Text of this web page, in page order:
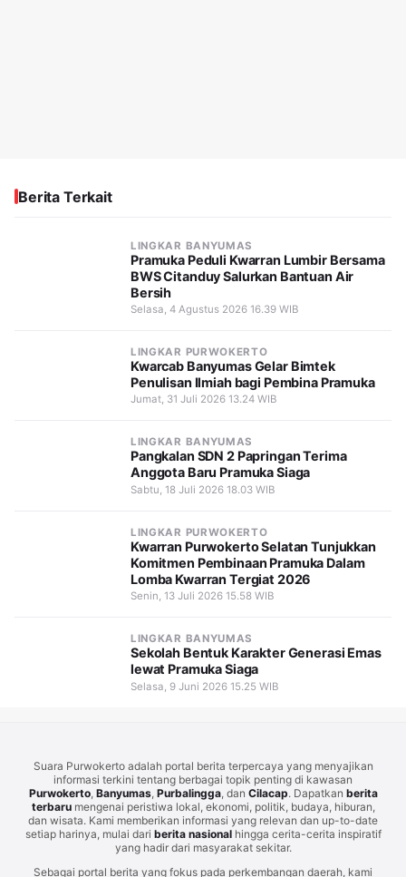
Berita Terkait
LINGKAR BANYUMAS
Pramuka Peduli Kwarran Lumbir Bersama
BWS Citanduy Salurkan Bantuan Air
Bersih
Selasa, 4 Agustus 2026 16.39 WIB
LINGKAR PURWOKERTO
Kwarcab Banyumas Gelar Bimtek
Penulisan Ilmiah bagi Pembina Pramuka
Jumat, 31 Juli 2026 13.24 WIB
LINGKAR BANYUMAS
Pangkalan SDN 2 Papringan Terima
Anggota Baru Pramuka Siaga
Sabtu, 18 Juli 2026 18.03 WIB
LINGKAR PURWOKERTO
Kwarran Purwokerto Selatan Tunjukkan
Komitmen Pembinaan Pramuka Dalam
Lomba Kwarran Tergiat 2026
Senin, 13 Juli 2026 15.58 WIB
LINGKAR BANYUMAS
Sekolah Bentuk Karakter Generasi Emas
lewat Pramuka Siaga
Selasa, 9 Juni 2026 15.25 WIB
Suara Purwokerto adalah portal berita terpercaya yang menyajikan
informasi terkini tentang berbagai topik penting di kawasan
Purwokerto, Banyumas, Purbalingga, dan Cilacap. Dapatkan berita
terbarumengenai peristiwa lokal, ekonomi, politik, budaya, hiburan,
dan wisata. Kami memberikan informasi yang relevan dan up-to-date
setiap harinya, mulai dari berita nasionalhingga cerita-cerita inspiratif
yang hadir dari masyarakat sekitar.
Sebagai portal berita yang fokus pada perkembangan daerah, kami